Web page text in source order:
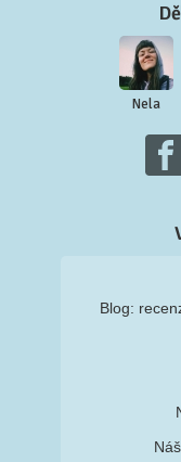
Nela
Blog: